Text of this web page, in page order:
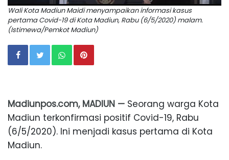
Wali Kota Madiun Maidi menyampaikan informasi kasus
pertama Covid-19 di Kota Madiun, Rabu (6/5/2020) malam.
(Istimewa/Pemkot Madiun)
Madiunpos.com, MADIUN — Seorang warga Kota
Madiun terkonfirmasi positif Covid-19, Rabu
(6/5/2020). Ini menjadi kasus pertama di Kota
Madiun.